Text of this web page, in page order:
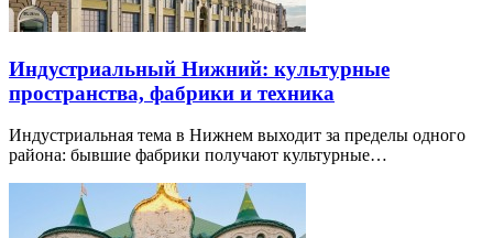
Индустриальный Нижний: культурные
пространства, фабрики и техника
Индустриальная тема в Нижнем выходит за пределы одного
района: бывшие фабрики получают культурные…